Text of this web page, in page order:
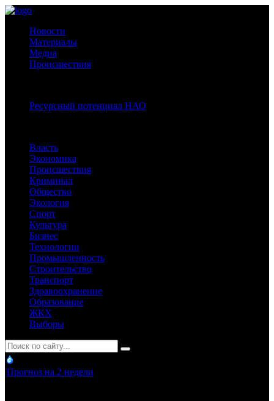
Новости
Материалы
Медиа
Происшествия
Ресурсный потенциал НАО
Власть
Экономика
Происшествия
Криминал
Общество
Экология
Спорт
Культура
Бизнес
Технологии
Промышленность
Строительство
Транспорт
Здравоохранение
Образование
ЖКХ
Выборы
Прогноз на 2 недели